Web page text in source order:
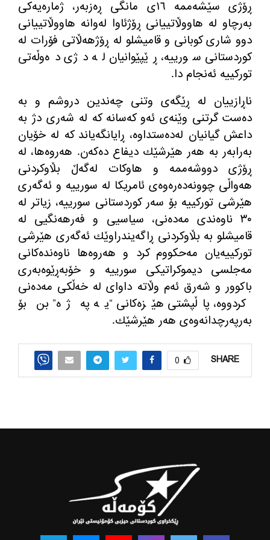
ڕۆژی سێشه‌ممه‌ ١٦ی مانگی ڕه‌زبه‌ر، ژماره‌یه‌كی
به‌رچاو له‌ هاووڵاتییانی ڕۆژئاوا له‌وانه‌ هاووڵاتییانی
دوو شاری كوبانی و قامیشلو له‌ ڕۆژهه‌ڵاتی فۆرات له‌
كوردستانی سورییه‌، ڕێپێوانیان له‌ دژی ده‌وڵه‌تی
توركییه‌ ئه‌نجام دا.
ناڕازییان له‌ ڕێگه‌ی وتنی چه‌ندین دروشم و به‌
ده‌ست گرتنی وێنه‌ی ئه‌و كه‌سانه‌ كه‌ له‌ شه‌ری دژ به‌
داعش گیانیان له‌ده‌ستداوه‌، ڕایانگه‌یاند كه‌ له‌ خۆیان
به‌رابه‌ر به‌ هه‌ر هێرشێك دیفاع ده‌كه‌ن. هه‌روه‌ها، له‌
ڕۆژی دووشه‌ممه‌ و هاوكات له‌گه‌ڵ بڵاوكردنی
هه‌واڵی چوونه‌ده‌ره‌وه‌ی ئامریكا له‌ سورییه‌ و ئه‌گه‌ری
هێرشی توركییه‌ بۆ سه‌ر كوردستانی سورییه‌، زیاتر له‌
٣٠ ناوه‌ندی مه‌ده‌نی، سیاسیی و فه‌رهه‌نگیی له‌
قامیشلو به‌ بڵاوكردنی ڕاگه‌یندراوێك ئه‌گه‌ری هێرشی
توركییه‌یان مه‌حكووم كرد و هه‌روه‌ها ناوه‌نده‌كانی
مه‌جلسی دیموكراتیكی سورییه‌ و خۆبه‌ڕێوه‌به‌ری
باكوور و شه‌رق ئه‌م وڵاته‌ داوای له‌ خه‌ڵكی مه‌ده‌نی
كردووه‌، پاڵپشتی هێزه‌كانی “یه‌ په ‌ژه” بن بۆ
به‌رپه‌رچدانه‌وه‌ی هه‌ر هێرشێك‌.
SHARE
0